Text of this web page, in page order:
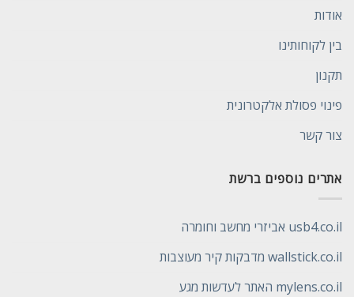
אודות
בין לקוחותינו
תקנון
פינוי פסולת אלקטרונית
צור קשר
אתרים נוספים ברשת
usb4.co.il אביזרי מחשב וחומרה
wallstick.co.il מדבקות קיר מעוצבות
mylens.co.il האתר לעדשות מגע